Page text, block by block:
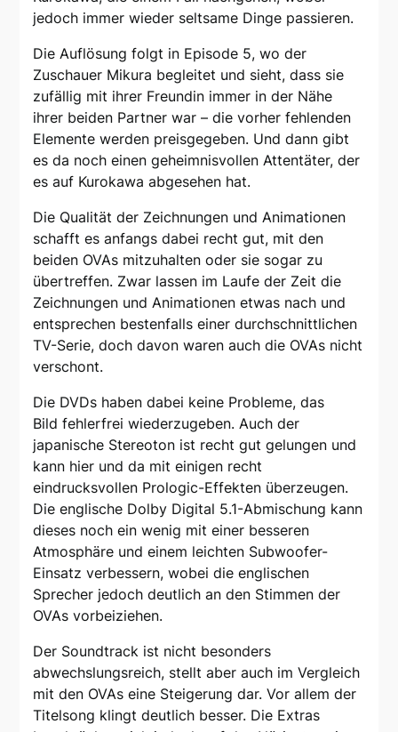
jedoch immer wieder seltsame Dinge passieren.
Die Auflösung folgt in Episode 5, wo der
Zuschauer Mikura begleitet und sieht, dass sie
zufällig mit ihrer Freundin immer in der Nähe
ihrer beiden Partner war – die vorher fehlenden
Elemente werden preisgegeben. Und dann gibt
es da noch einen geheimnisvollen Attentäter, der
es auf Kurokawa abgesehen hat.
Die Qualität der Zeichnungen und Animationen
schafft es anfangs dabei recht gut, mit den
beiden OVAs mitzuhalten oder sie sogar zu
übertreffen. Zwar lassen im Laufe der Zeit die
Zeichnungen und Animationen etwas nach und
entsprechen bestenfalls einer durchschnittlichen
TV-Serie, doch davon waren auch die OVAs nicht
verschont.
Die DVDs haben dabei keine Probleme, das
Bild fehlerfrei wiederzugeben. Auch der
japanische Stereoton ist recht gut gelungen und
kann hier und da mit einigen recht
eindrucksvollen Prologic-Effekten überzeugen.
Die englische Dolby Digital 5.1-Abmischung kann
dieses noch ein wenig mit einer besseren
Atmosphäre und einem leichten Subwoofer-
Einsatz verbessern, wobei die englischen
Sprecher jedoch deutlich an den Stimmen der
OVAs vorbeiziehen.
Der Soundtrack ist nicht besonders
abwechslungsreich, stellt aber auch im Vergleich
mit den OVAs eine Steigerung dar. Vor allem der
Titelsong klingt deutlich besser. Die Extras